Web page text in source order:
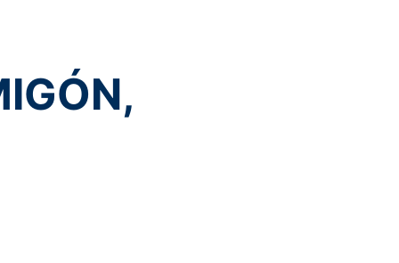
información con la aprobación de
sitio, para proporcionar servicios
se almacena junto con otros datos
Sin embargo, al hacerlo, es posible
incluida la dirección IP, se
enlace: